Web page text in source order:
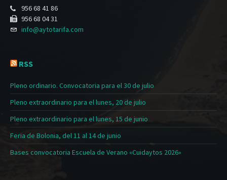
956 68 41 86
956 68 04 31
info@aytotarifa.com
RSS
Pleno ordinario. Convocatoria para el 30 de julio
Pleno extraordinario para el lunes, 20 de julio
Pleno extraordinario para el lunes, 15 de junio
Feria de Bolonia, del 11 al 14 de junio
Bases convocatoria Escuela de Verano «Cuidaytos 2026»